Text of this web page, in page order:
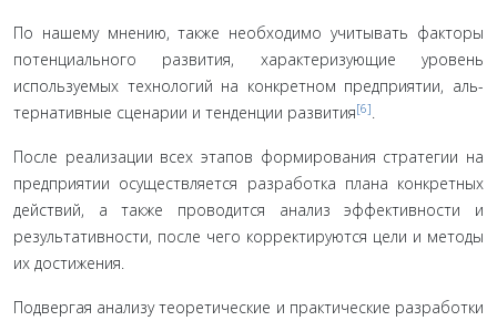
По нашему мнению, также необходимо учитывать фак­торы
потенциального развития, характеризующие уровень
используемых технологий на конкретном предприятии, аль­
тернативные сценарии и тенденции развития[6].
После реализации всех этапов формирования стратегии на
предприятии осуществляется разработка плана конкрет­ных
действий, а также проводится анализ эффективности и
результативности, после чего корректируются цели и мето­ды
их достижения.
Подвергая анализу теоретические и практические раз­работки